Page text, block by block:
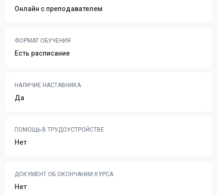
Онлайн с преподавателем
ФОРМАТ ОБУЧЕНИЯ
Есть расписание
НАЛИЧИЕ НАСТАВНИКА
Да
ПОМОЩЬ В ТРУДОУСТРОЙСТВЕ
Нет
ДОКУМЕНТ ОБ ОКОНЧАНИИ КУРСА
Нет